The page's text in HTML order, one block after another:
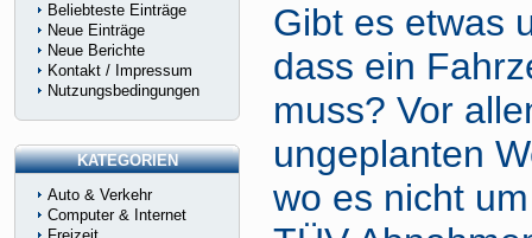
Gibt es etwas
dass ein
muss? Vor
ungeplanten
wo es nicht
Beliebteste Einträge
Neue Einträge
Neue Berichte
Kontakt / Impressum
Nutzungsbedingungen
KATEGORIEN
Auto & Verkehr
Computer & Internet